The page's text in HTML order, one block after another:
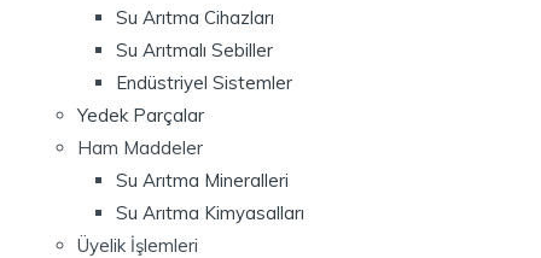
Su Arıtma Cihazları
Su Arıtmalı Sebiller
Endüstriyel Sistemler
Yedek Parçalar
Ham Maddeler
Su Arıtma Mineralleri
Su Arıtma Kimyasalları
Üyelik İşlemleri